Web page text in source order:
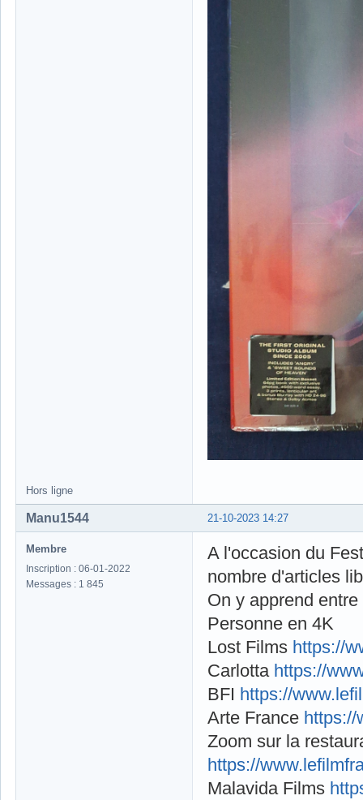
Hors ligne
21-10-2023 14:27
Manu1544
Membre
Inscription : 06-01-2022
Messages : 1 845
A l'occasion du
nombre d'articles
On y apprend
Personne en 4K
Lost Films https://
Carlotta https://
BFI https://
Arte France
Zoom sur la
https://
Malavida Films